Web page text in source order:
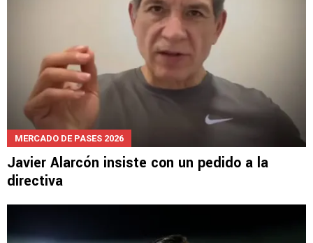
MERCADO DE PASES 2026
Javier Alarcón insiste con un pedido a la
directiva